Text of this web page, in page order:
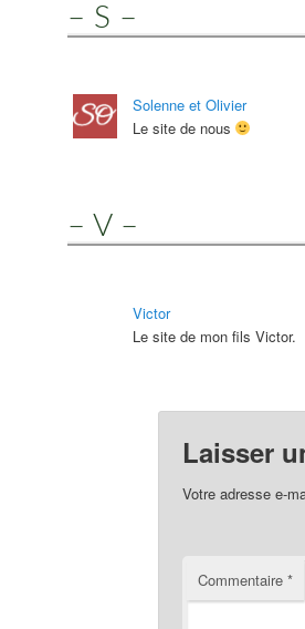
– S –
Solenne et Olivier
Le site de nous
– V –
Victor
Le site de mon fils Victor.
Laisser
Votre adresse e-
Commentaire *